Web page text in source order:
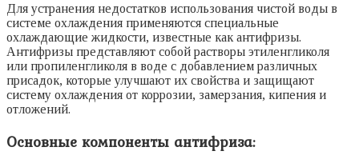
Для устранения недостатков использования чистой воды в
системе охлаждения применяются специальные
охлаждающие жидкости, известные как антифризы.
Антифризы представляют собой растворы этиленгликоля
или пропиленгликоля в воде с добавлением различных
присадок, которые улучшают их свойства и защищают
систему охлаждения от коррозии, замерзания, кипения и
отложений.
Основные компоненты антифриза: